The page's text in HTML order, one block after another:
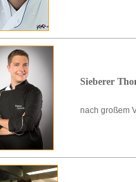
Sieberer
nach großem